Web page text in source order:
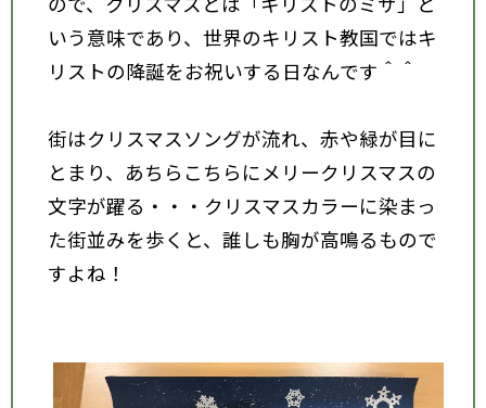
いう意味であり、世界のキリスト教国ではキ
リストの降誕をお祝いする日なんです＾＾
街はクリスマスソングが流れ、赤や緑が目に
とまり、あちらこちらにメリークリスマスの
文字が躍る・・・クリスマスカラーに染まっ
た街並みを歩くと、誰しも胸が高鳴るもので
すよね！